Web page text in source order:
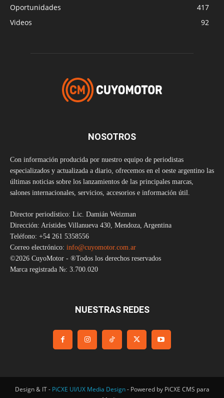
Oportunidades
417
Videos
92
NOSOTROS
Con información producida por nuestro equipo de periodistas
especializados y actualizada a diario, ofrecemos en el oeste argentino las
últimas noticias sobre los lanzamientos de las principales marcas,
salones internacionales, servicios, accesorios e información útil.
Director periodístico: Lic. Damián Weizman
Dirección: Arístides Villanueva 430, Mendoza, Argentina
Teléfono: +54 261 5358556
Correo electrónico: info@cuyomotor.com.ar
©2026 CuyoMotor - ®Todos los derechos reservados
Marca registrada №: 3.700.020
NUESTRAS REDES
Design & IT - PiCXE UI/UX Media Design- Powered by PiCXE CMS para